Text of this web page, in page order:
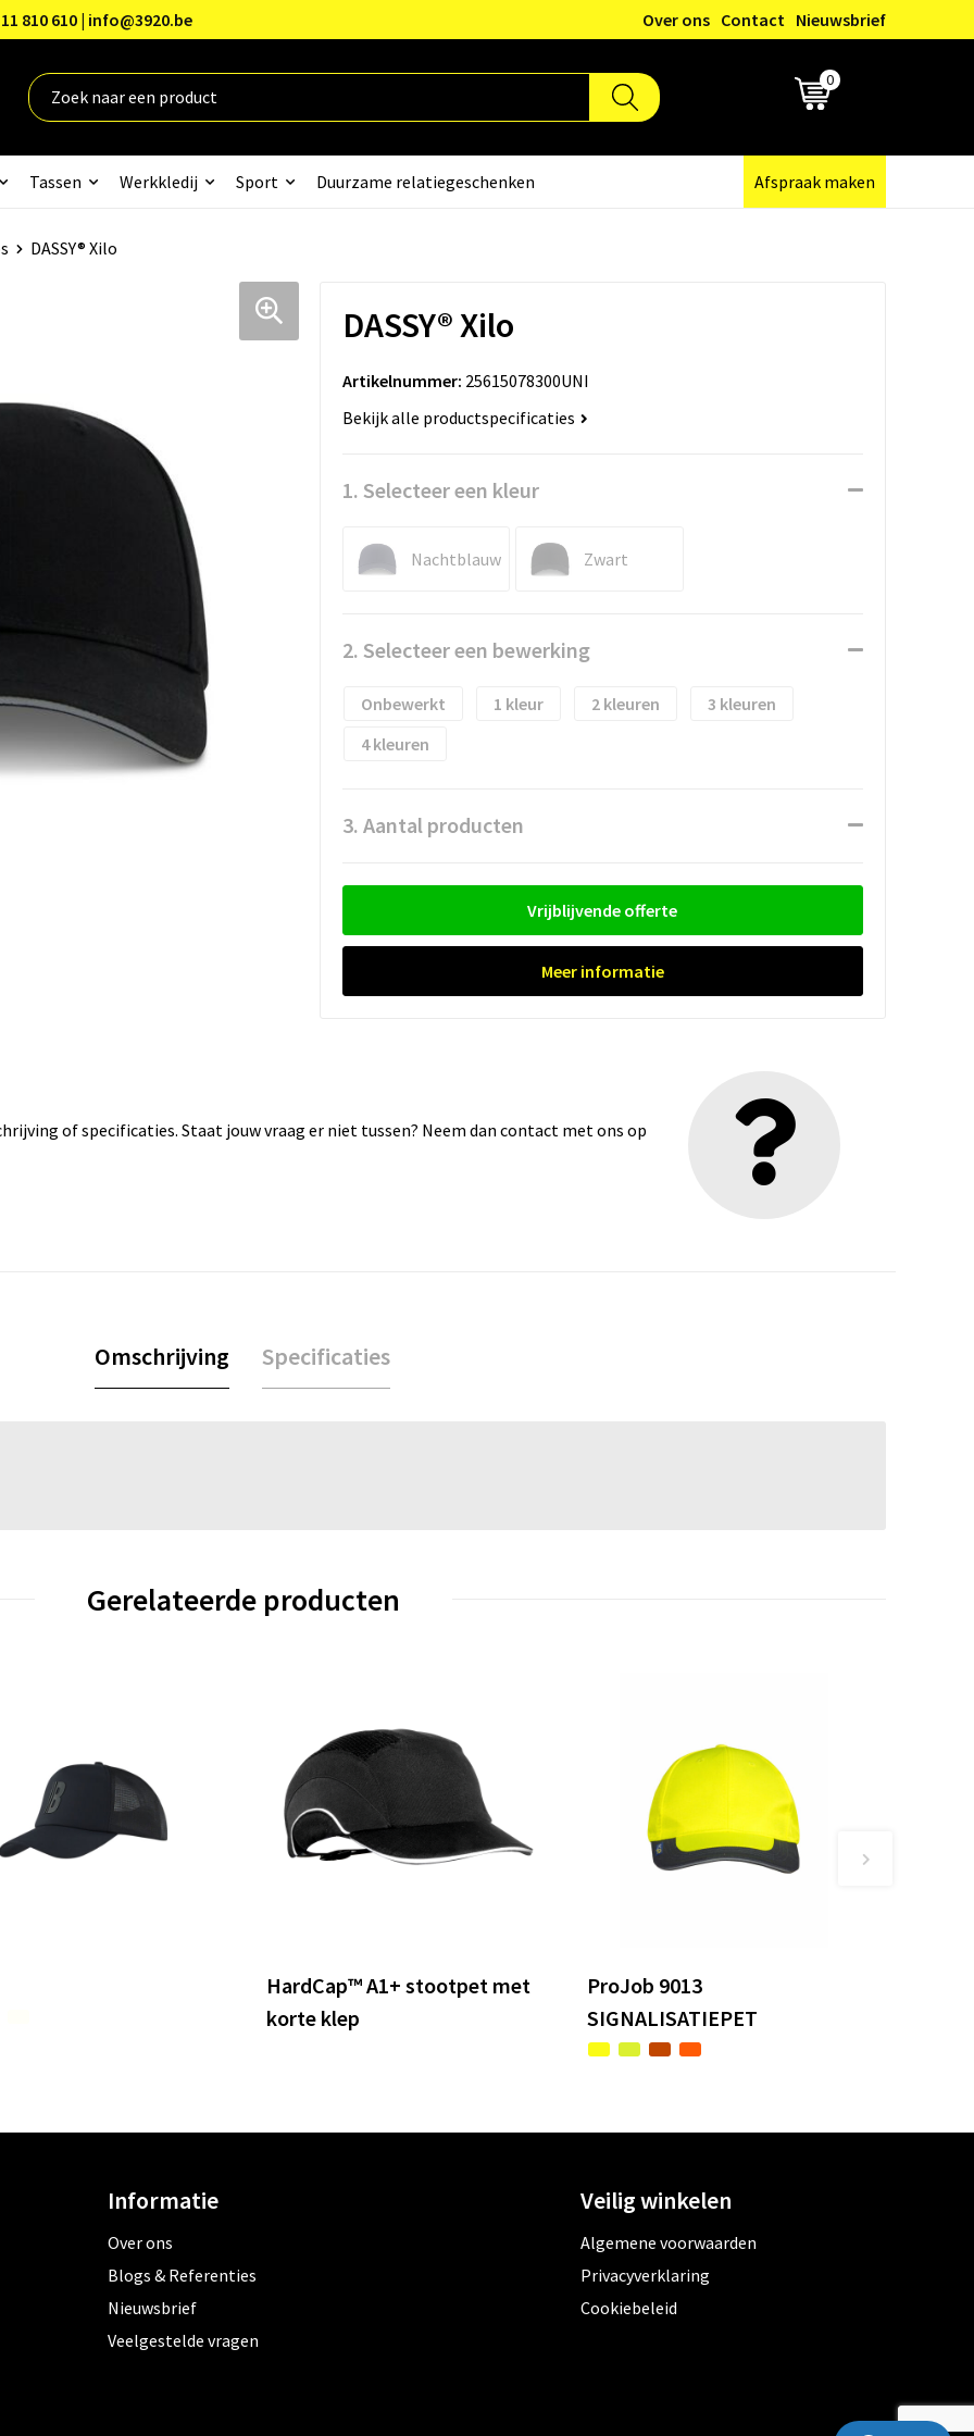
810 610 | info@3920.be Over ons Contact Nieuwsbrief
0
Tassen Werkkledij Sport Duurzame relatiegeschenken Afspraak maken
DASSY® Xilo
DASSY® Xilo
Artikelnummer: 25615078300UNI
Bekijk alle productspecificaties
1. Selecteer een kleur
Nachtblauw Zwart
2. Selecteer een bewerking
Onbewerkt 1 2
3
4
3. Aantal producten
Vrijblijvende offerte
Meer informatie
of specificaties. Staat jouw vraag er niet tussen? Neem dan contact met ons op
Omschrijving Specificaties
Gerelateerde producten
HardCap™ A1+ stootpet met
korte klep
ProJob 9013
SIGNALISATIEPET
Informatie
Over ons
Blogs & Referenties
Nieuwsbrief
Veelgestelde vragen
Veilig winkelen
Algemene voorwaarden
Privacyverklaring
Cookiebeleid